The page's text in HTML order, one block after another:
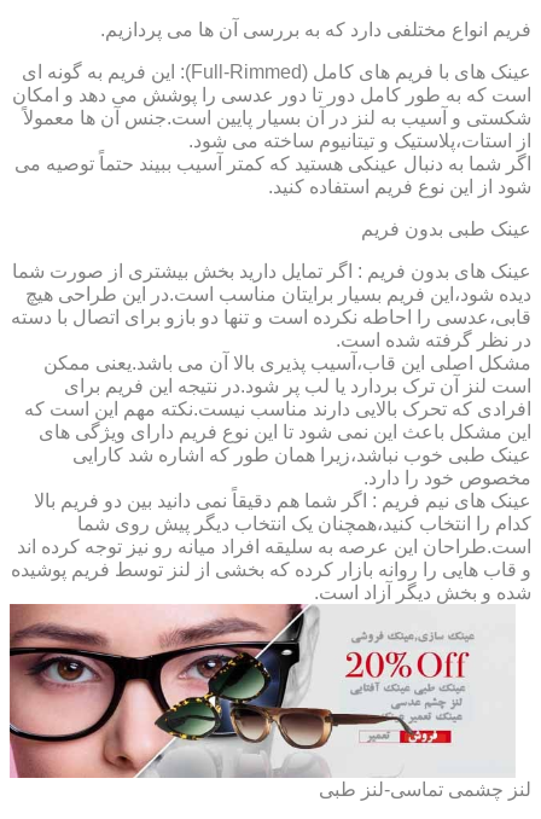
فریم انواع مختلفی دارد که به بررسی آن ها می پردازیم.
عینک های با فریم های کامل (Full-Rimmed): این فریم به گونه ای
است که به طور کامل دور تا دور عدسی را پوشش می دهد و امکان
شکستی و آسیب به لنز در آن بسیار پایین است.جنس آن ها معمولاً
از استات،پلاستیک و تیتانیوم ساخته می شود.
اگر شما به دنبال عینکی هستید که کمتر آسیب ببیند حتماً توصیه می
شود از این نوع فریم استفاده کنید.
عینک طبی بدون فریم
عینک های بدون فریم : اگر تمایل دارید بخش بیشتری از صورت شما
دیده شود،این فریم بسیار برایتان مناسب است.در این طراحی هیچ
قابی،عدسی را احاطه نکرده است و تنها دو بازو برای اتصال با دسته
در نظر گرفته شده است.
مشکل اصلی این قاب،آسیب پذیری بالا آن می باشد.یعنی ممکن
است لنز آن ترک بردارد یا لب پر شود.در نتیجه این فریم برای
افرادی که تحرک بالایی دارند مناسب نیست.نکته مهم این است که
این مشکل باعث این نمی شود تا این نوع فریم دارای ویژگی های
عینک طبی خوب نباشد،زیرا همان طور که اشاره شد کارایی
مخصوص خود را دارد.
عینک های نیم فریم : اگر شما هم دقیقاً نمی دانید بین دو فریم بالا
کدام را انتخاب کنید،همچنان یک انتخاب دیگر پیش روی شما
است.طراحان این عرصه به سلیقه افراد میانه رو نیز توجه کرده اند
و قاب هایی را روانه بازار کرده که بخشی از لنز توسط فریم پوشیده
شده و بخش دیگر آزاد است.
لنز چشمی تماسی-لنز طبی